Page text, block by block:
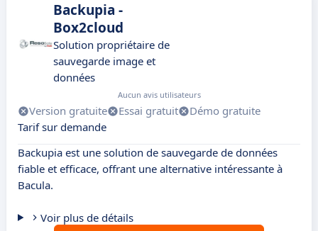
Backupia -
Box2cloud
Solution propriétaire de
sauvegarde image et
données
Aucun avis utilisateurs
Version gratuite Essai gratuit
Démo gratuite
Tarif sur demande
Backupia est une solution de sauvegarde de données
fiable et efficace, offrant une alternative intéressante à
Bacula.
Voir plus de détails